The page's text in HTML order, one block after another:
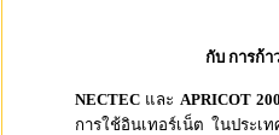
กับ การก้า
NECTEC และ APRICOT
การใช้อินเทอร์เน็ต ในประเ